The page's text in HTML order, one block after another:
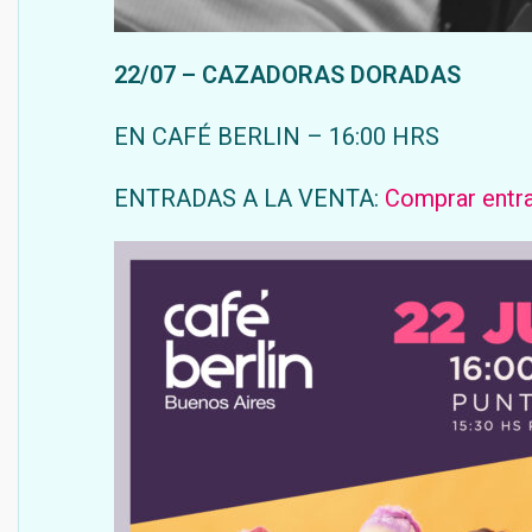
22/07 – CAZADORAS DORADAS
EN CAFÉ BERLIN – 16:00 HRS
ENTRADAS A LA VENTA: Comprar